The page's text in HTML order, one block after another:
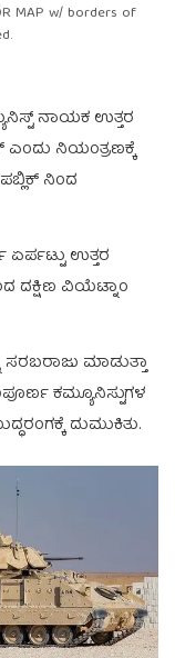
MAP w/ borders of
ನಾಯಕ ಉತ್ತರ
ಎಂದು ನಿಯಂತ್ರಣಕ್ಕೆ
ನಿಂದ
ಉತ್ತರ
ದಕ್ಷಿಣ ವಿಯೆಟ್ನಾಂ
ಸರಬರಾಜು ಮಾಡುತ್ತಾ
ಕಮ್ಯೂನಿಸ್ಟುಗಳ
ದುಮುಕಿತು.